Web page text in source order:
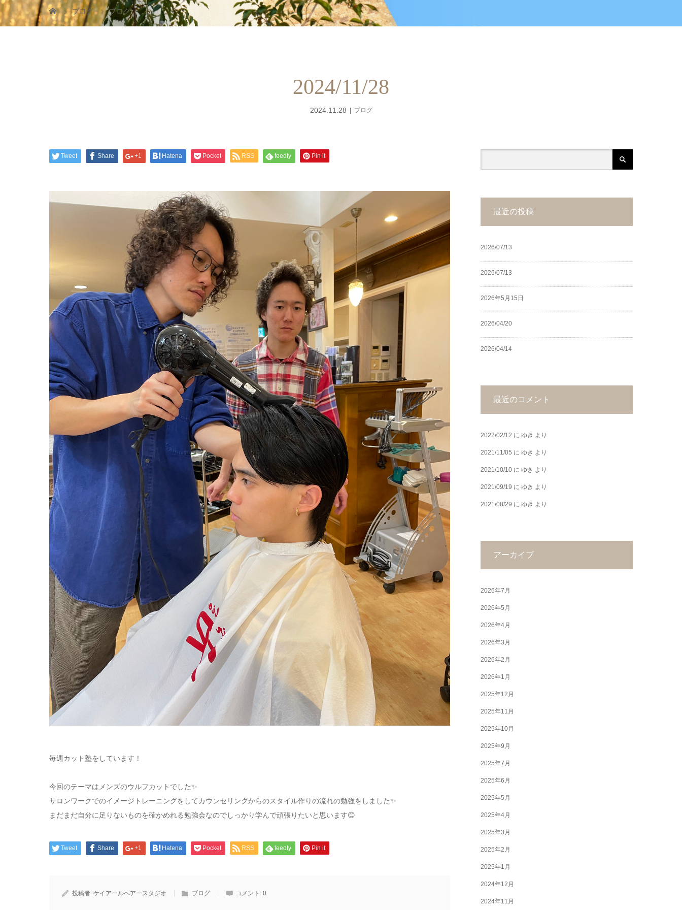
ブログ ブログ
2024/11/28
2024.11.28 ブログ
Tweet Share +1 Hatena Pocket RSS feedly Pin it
毎週カット塾をしています！
今回のテーマはメンズのウルフカットでした✨️
サロンワークでのイメージトレーニングをしてカウンセリングからのスタイル作りの流れの勉強をしました✨️
まだまだ自分に足りないものを確かめれる勉強会なのでしっかり学んで頑張りたいと思います😊
Tweet Share +1 Hatena Pocket RSS feedly Pin it
投稿者: ケイアールヘアースタジオ ブログ コメント: 0
最近の投稿
2026/07/13
2026/07/13
2026年5月15日
2026/04/20
2026/04/14
最近のコメント
2022/02/12 に ゆき より
2021/11/05 に ゆき より
2021/10/10 に ゆき より
2021/09/19 に ゆき より
2021/08/29 に ゆき より
アーカイブ
2026年7月
2026年5月
2026年4月
2026年3月
2026年2月
2026年1月
2025年12月
2025年11月
2025年10月
2025年9月
2025年7月
2025年6月
2025年5月
2025年4月
2025年3月
2025年2月
2025年1月
2024年12月
2024年11月